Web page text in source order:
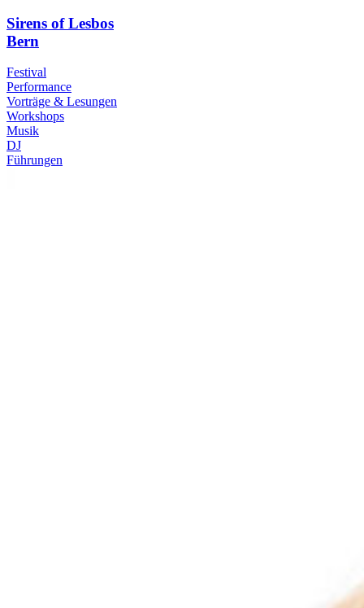
Sirens of Lesbos
Bern
Festival
Performance
Vorträge & Lesungen
Workshops
Musik
DJ
Führungen